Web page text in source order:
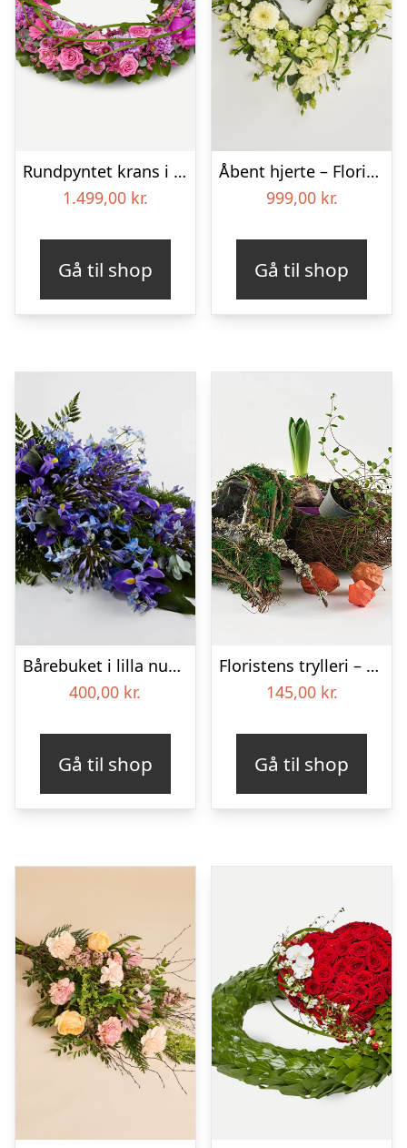
Rundpyntet krans i klassisk stil – pink
1.499,00 kr.
Gå til shop
Åbent hjerte – Floristens kreative valg
999,00 kr.
Gå til shop
Bårebuket i lilla nuancer – Blomster til begravelse
400,00 kr.
Gå til shop
Floristens trylleri – gravpynt – Blomster til begravelse
145,00 kr.
Gå til shop